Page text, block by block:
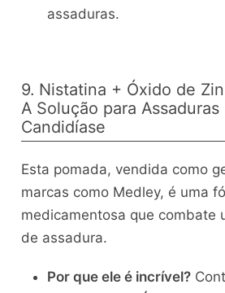
assaduras.
9. Nistatina + Óxido de
A Solução para Assaduras
Candidíase
Esta pomada, vendida como
marcas como Medley, é uma
medicamentosa que combate
de assadura.
Por que ele é incrível?